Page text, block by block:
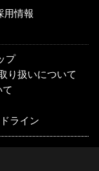
用情報
プ
り扱いについて
て
ライン